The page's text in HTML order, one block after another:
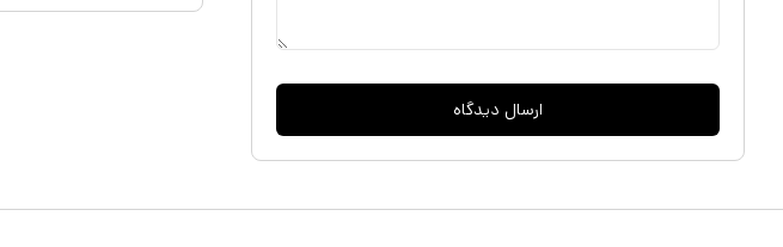
ارسال دیدگاه